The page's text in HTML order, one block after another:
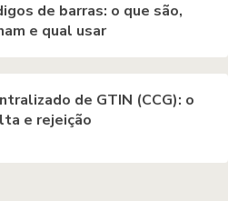
de barras: o que são,
e qual usar
de GTIN (CCG): o
e rejeição